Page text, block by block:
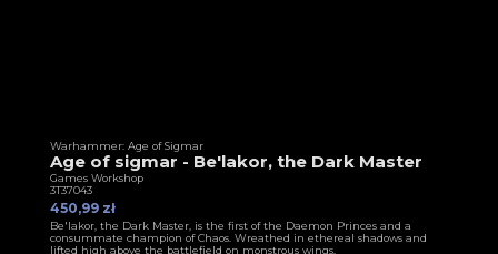
Warhammer: Age of Sigmar
Age of sigmar - Be'lakor, the Dark Master
Games Workshop
3T37043
450,99 zł
Be'lakor, the Dark Master, is the first of the Daemon Princes and a
consummate champion of Chaos. Wreathed in ethereal shadows and
lifted high above the battlefield on monstrous wings,